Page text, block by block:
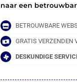
aantal
naar een
BETROUWBARE
GRATIS VERZENDEN
DESKUNDIGE